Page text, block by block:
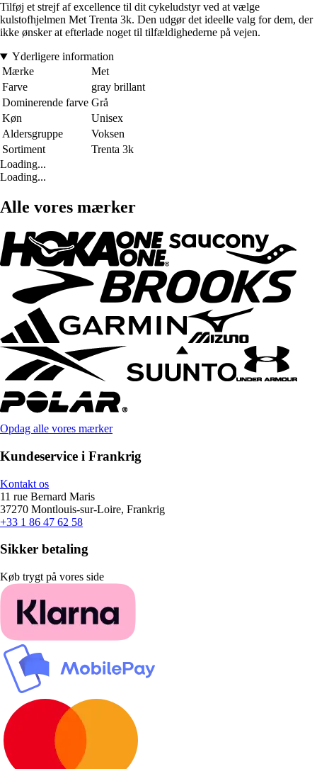
Tilføj et strejf af excellence til dit cykeludstyr ved at vælge
kulstofhjelmen Met Trenta 3k. Den udgør det ideelle valg for dem, der
ikke ønsker at efterlade noget til tilfældighederne på vejen.
Yderligere information
Mærke
Met
Farve
gray brillant
Dominerende farve Grå
Køn
Unisex
Aldersgruppe
Voksen
Sortiment
Trenta 3k
Loading...
Loading...
Alle vores mærker
Opdag alle vores mærker
Kundeservice i Frankrig
Kontakt os
11 rue Bernard Maris
37270 Montlouis-sur-Loire, Frankrig
+33 1 86 47 62 58
Sikker betaling
Køb trygt på vores side